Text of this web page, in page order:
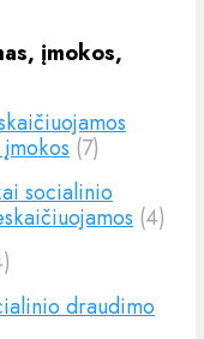
įmokos,
(7)
socialinio
(4)
draudimo